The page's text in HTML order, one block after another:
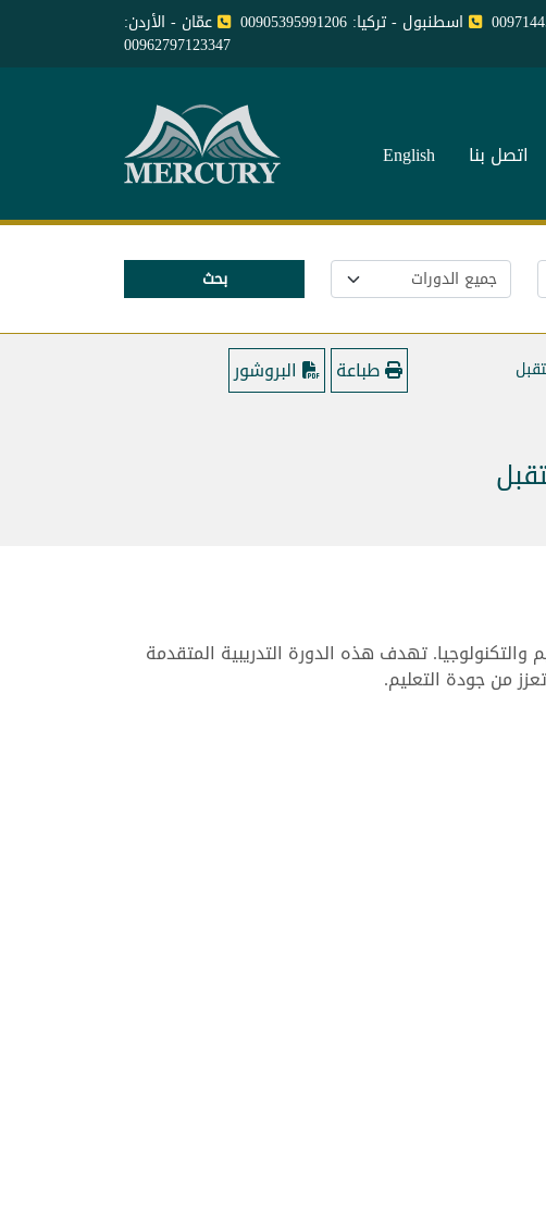
اسطنبول - تركيا: 00905395991206 عمّان - الأردن:
00962797123347
اتصل بنا English
بحث
طباعة البروشور
تهدف هذه الدورة التدريبية المتقدمة
من جودة التعليم.